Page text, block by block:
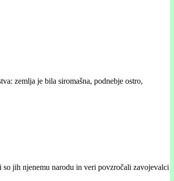
zemlja je bila siromašna, podnebje ostro,
jih njenemu narodu in veri povzročali zavojevalci